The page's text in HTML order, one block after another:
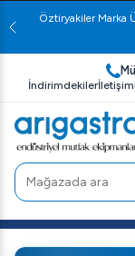
Öztiryakiler Marka
İndirimdekilerİletişim